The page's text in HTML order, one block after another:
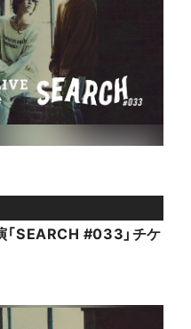
SEARCH #033」チケ